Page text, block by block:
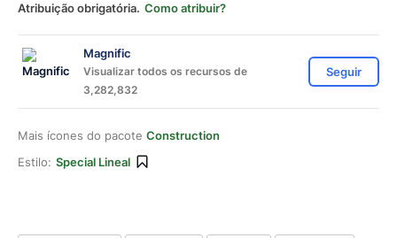
Atribuição obrigatória. Como atribuir?
Magnific
Visualizar todos os recursos de
3,282,832
Seguir
Mais ícones do pacote Construction
Estilo: Special Lineal